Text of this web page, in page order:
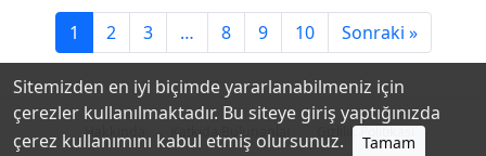
1 2 3 … 8 9 10 Sonraki »
Hakkında Katkıda Bulunanlar Gizlilik Politikası
Sitemizden en iyi biçimde yararlanabilmeniz için
çerezler kullanılmaktadır. Bu siteye giriş yaptığınızda
çerez kullanımını kabul etmiş olursunuz.
Tamam